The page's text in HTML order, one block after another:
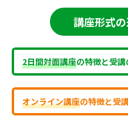
講座形式
2日間対面講座の特徴と受
オンライン講座の特徴と受